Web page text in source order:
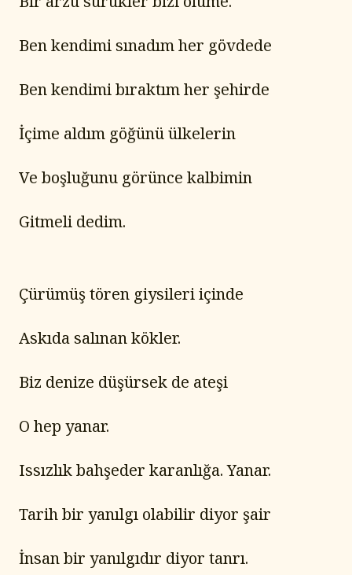
Ben kendimi sınadım her gövdede
Ben kendimi bıraktım her şehirde
İçime aldım göğünü ülkelerin
Ve boşluğunu görünce kalbimin
Gitmeli dedim.
Çürümüş tören giysileri içinde
Askıda salınan kökler.
Biz denize düşürsek de ateşi
O hep yanar.
Issızlık bahşeder karanlığa. Yanar.
Tarih bir yanılgı olabilir diyor şair
İnsan bir yanılgıdır diyor tanrı.